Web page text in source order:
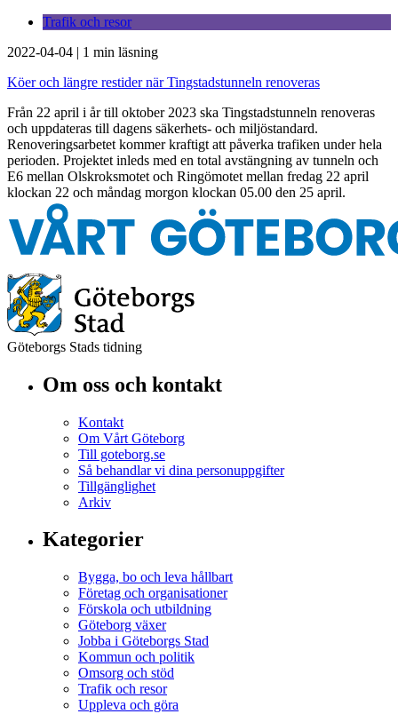
Trafik och resor
2022-04-04 | 1 min läsning
Köer och längre restider när Tingstadstunneln renoveras
Från 22 april i år till oktober 2023 ska Tingstadstunneln renoveras
och uppdateras till dagens säkerhets- och miljöstandard.
Renoveringsarbetet kommer kraftigt att påverka trafiken under hela
perioden. Projektet inleds med en total avstängning av tunneln och
E6 mellan Olskroksmotet och Ringömotet mellan fredag 22 april
klockan 22 och måndag morgon klockan 05.00 den 25 april.
Göteborgs Stads tidning
Om oss och kontakt
Kontakt
Om Vårt Göteborg
Till goteborg.se
Så behandlar vi dina personuppgifter
Tillgänglighet
Arkiv
Kategorier
Bygga, bo och leva hållbart
Företag och organisationer
Förskola och utbildning
Göteborg växer
Jobba i Göteborgs Stad
Kommun och politik
Omsorg och stöd
Trafik och resor
Uppleva och göra